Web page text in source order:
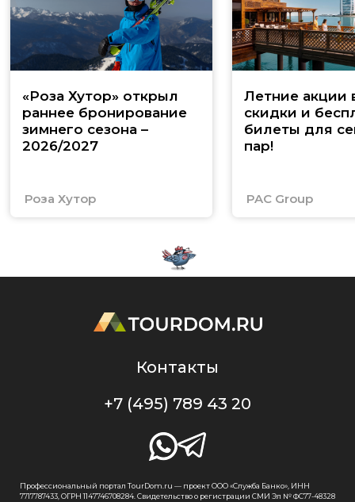
«Роза Хутор» открыл
раннее бронирование
зимнего сезона –
2026/2027
Роза Хутор
Летние акции
скидки и
билеты для
пар!
PAC Group
Контакты
+7 (495) 789 43 20
Профессиональный портал TourDom.ru — проект ООО «Служба Банко», ИНН
7717787433, ОГРН 1147746708284. Свидетельство о регистрации СМИ Эл № ФС77-48328